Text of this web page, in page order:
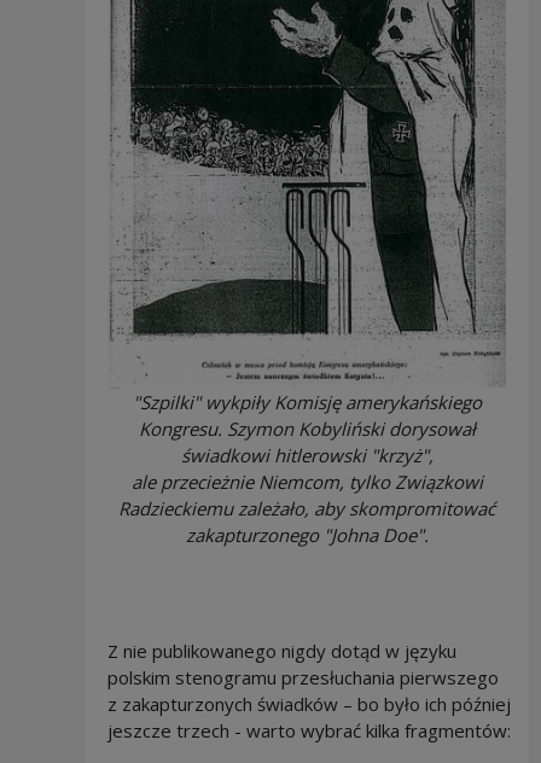
"Szpilki" wykpiły Komisję amerykańskiego
Kongresu. Szymon Kobyliński dorysował
świadkowi hitlerowski "krzyż",
ale przecieżnie Niemcom, tylko Związkowi
Radzieckiemu zależało, aby skompromitować
zakapturzonego "Johna Doe".
Z nie publikowanego nigdy dotąd w języku
polskim stenogramu przesłuchania pierwszego
z zakapturzonych świadków – bo było ich później
jeszcze trzech - warto wybrać kilka fragmentów: